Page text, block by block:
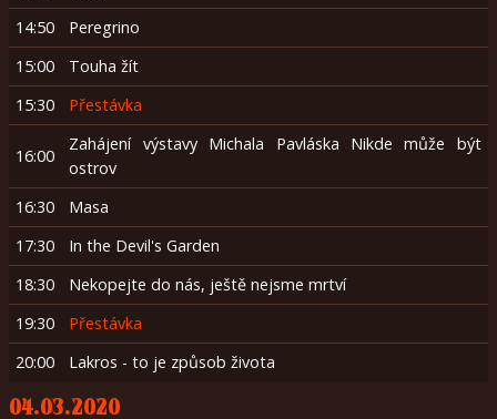
14:50
Peregrino
15:00
Touha žít
15:30
Přestávka
16:00
Zahájení výstavy Michala Pavláska Nikde může být
ostrov
16:30
Masa
17:30
In the Devil's Garden
18:30
Nekopejte do nás, ještě nejsme mrtví
19:30
Přestávka
20:00
Lakros - to je způsob života
04.03.2020